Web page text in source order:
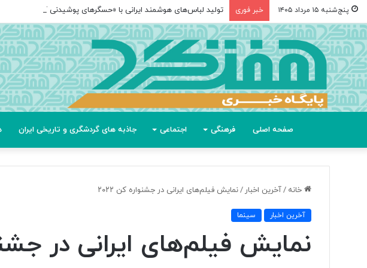
پنج‌شنبه ۱۵ مرداد ۱۴۰۵ خبر فوری تولید لباس‌های هوشمند ایرانی با «حسگرهای پوشیدنی کریگامی»
صفحه اصلی فرهنگی اجتماعی جاذبه های گردشگری و تاریخی ایران
خانه /آخرین اخبار /نمایش فیلم‌های ایرانی در جشنواره کن ۲۰۲۲
آخرین اخبار سینما
نمایش فیلم‌های ایرانی در